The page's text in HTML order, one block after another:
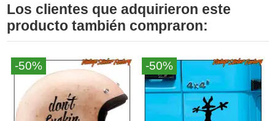
Los clientes que adquirieron este
producto también compraron:
-50% -50%